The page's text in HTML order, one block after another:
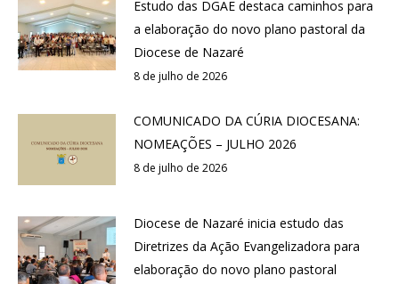
Estudo das DGAE destaca caminhos para
a elaboração do novo plano pastoral da
Diocese de Nazaré
8 de julho de 2026
COMUNICADO DA CÚRIA DIOCESANA:
NOMEAÇÕES – JULHO 2026
8 de julho de 2026
Diocese de Nazaré inicia estudo das
Diretrizes da Ação Evangelizadora para
elaboração do novo plano pastoral